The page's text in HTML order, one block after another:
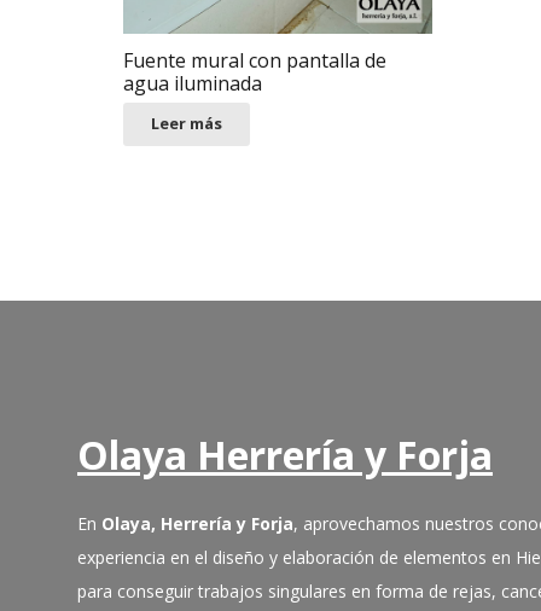
Fuente mural con pantalla de
agua iluminada
Leer más
Olaya Herrería y Forja
En Olaya, Herrería y Forja, aprovechamos nuestros
experiencia en el diseño y elaboración de elementos en
para conseguir trabajos singulares en forma de rejas,